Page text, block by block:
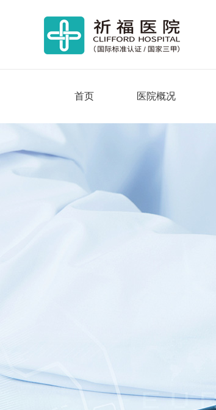
首页 医院概况